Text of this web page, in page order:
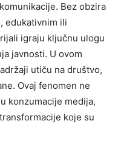
Bez obzira
edukativnim ili
igraju ključnu ulogu
javnosti. U ovom
utiču na društvo,
Ovaj fenomen ne
konzumacije medija,
koje su